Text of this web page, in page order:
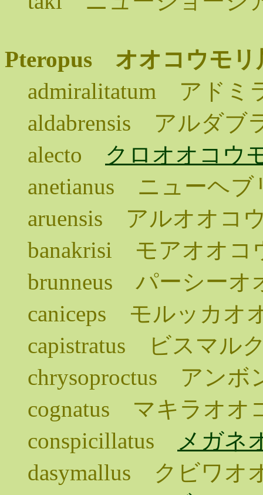
Pteropus オオコウモリ
admiralitatum アドミ
aldabrensis アルダブ
alecto クロオオコウ
anetianus ニューヘブ
aruensis アルオオコ
banakrisi モアオオコ
brunneus パーシーオ
caniceps モルッカオ
capistratus ビスマル
chrysoproctus アンボ
cognatus マキラオオ
conspicillatus
メガネ
dasymallus クビワオ